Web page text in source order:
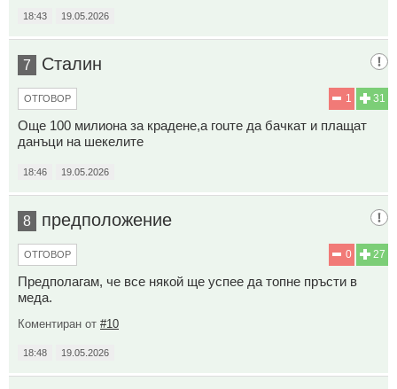
18:43 19.05.2026
7 Сталин
31
1
ОТГОВОР
Още 100 милиона за крадене,а гоuте да бачкат и плащат
данъци на шекелите
18:46 19.05.2026
8 предположение
27
0
ОТГОВОР
Предполагам, че все някой ще успее да топне пръсти в
меда.
Коментиран от #10
18:48 19.05.2026